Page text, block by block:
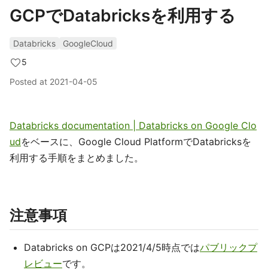
GCPでDatabricksを利用する
Databricks
GoogleCloud
5
Posted at 2021-04-05
Databricks documentation | Databricks on Google Clo
udをベースに、Google Cloud PlatformでDatabricksを
利用する手順をまとめました。
注意事項
Databricks on GCPは2021/4/5時点ではパブリックプ
レビューです。